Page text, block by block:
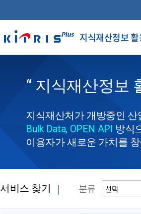
지식재산정보
“ 지식재산정보
지식재산처가 개방중인
Bulk Data, OPEN API 방식
이용자가 새로운 가치를
서비스 찾기 분류